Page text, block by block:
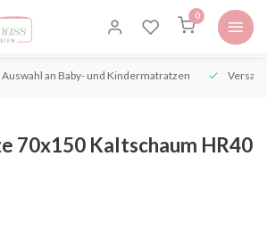
0
an Baby- und Kindermatratzen
70x150 Kaltschaum HR40